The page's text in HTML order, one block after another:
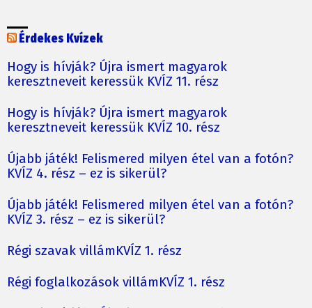
Érdekes Kvízek
Hogy is hívják? Újra ismert magyarok
keresztneveit keressük KVÍZ 11. rész
Hogy is hívják? Újra ismert magyarok
keresztneveit keressük KVÍZ 10. rész
Újabb játék! Felismered milyen étel van a fotón?
KVÍZ 4. rész – ez is sikerül?
Újabb játék! Felismered milyen étel van a fotón?
KVÍZ 3. rész – ez is sikerül?
Régi szavak villámKVÍZ 1. rész
Régi foglalkozások villámKVÍZ 1. rész